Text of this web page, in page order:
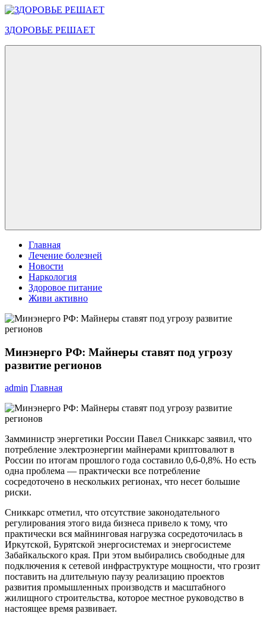
Перейти
содержимому
ЗДОРОВЬЕ РЕШАЕТ
Главная
Лечение болезней
Новости
Наркология
Здоровое питание
Живи активно
Минэнерго РФ: Майнеры ставят под угрозу
развитие регионов
admin Главная
Замминистр энергетики России Павел Сниккарс заявил, что
потребление электроэнергии майнерами криптовалют в
России по итогам прошлого года составило 0,6-0,8%. Но есть
одна проблема — практически все потребление
сосредоточено в нескольких регионах, что несет большие
риски.
Сниккарс отметил, что отсутствие законодательного
регулирования этого вида бизнеса привело к тому, что
практически вся майнинговая нагрузка сосредоточилась в
Иркутской, Бурятской энергосистемах и энергосистеме
Забайкальского края. При этом выбирались свободные для
подключения к сетевой инфраструктуре мощности, что грозит
поставить на длительную паузу реализацию проектов
развития промышленных производств и масштабного
жилищного строительства, которое местное руководство в
настоящее время развивает.